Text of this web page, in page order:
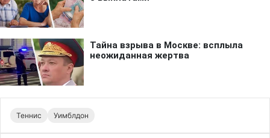
Теннис Уимблдон